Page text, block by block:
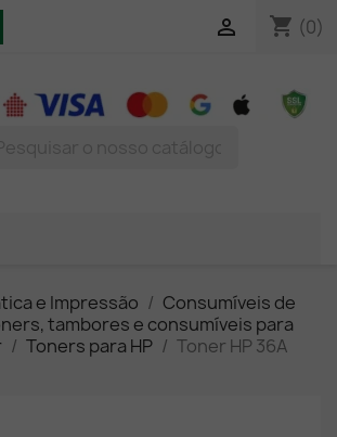
shopping_cart (0)

e Impressão
Consumíveis de
tambores e consumíveis para
Toners para HP
Toner HP 36A